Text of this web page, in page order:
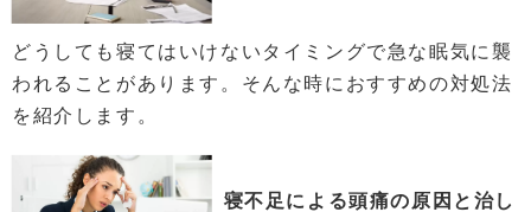
どうしても寝てはいけないタイミングで急な眠気に襲
われることがあります。そんな時におすすめの対処法
を紹介します。
寝不足による頭痛の原因と治し